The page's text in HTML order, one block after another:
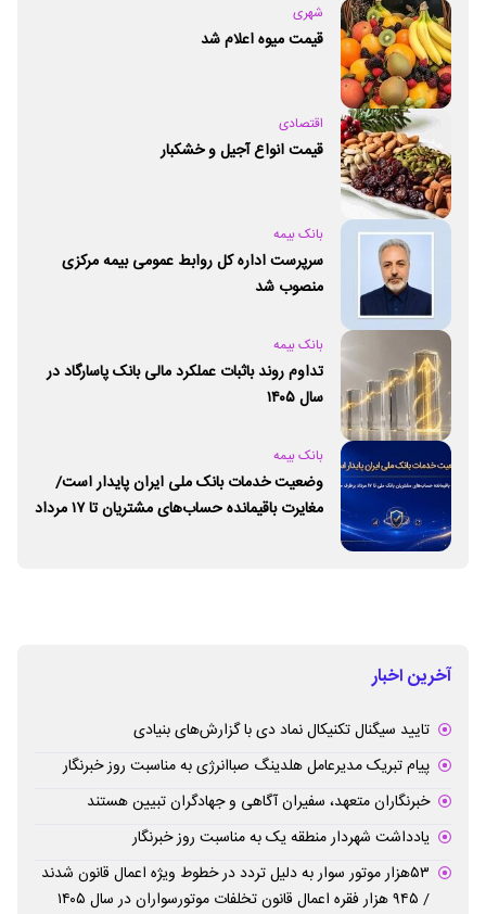
شهری
قیمت میوه اعلام شد
اقتصادی
قیمت انواع آجیل و خشکبار
بانک بیمه
سرپرست اداره کل روابط عمومی بیمه مرکزی
منصوب شد
بانک بیمه
تداوم روند باثبات عملکرد مالی بانک پاسارگاد در
سال ۱۴۰۵
بانک بیمه
وضعیت خدمات بانک ملی ایران پایدار است/
مغایرت‌ باقیمانده حساب‌های مشتریان تا ۱۷ مرداد
آخرین اخبار
تایید سیگنال تکنیکال نماد دی با گزارش‌های بنیادی
پیام تبریک مدیرعامل هلدینگ صباانرژی به مناسبت روز خبرنگار
خبرنگاران متعهد، سفیران آگاهی و جهادگران تبیین هستند
یادداشت شهردار منطقه یک به مناسبت روز خبرنگار
۵۳هزار موتور سوار به دلیل تردد در خطوط ویژه اعمال قانون شدند
/ ۹۴۵ هزار فقره اعمال قانون تخلفات موتورسواران در سال ۱۴۰۵